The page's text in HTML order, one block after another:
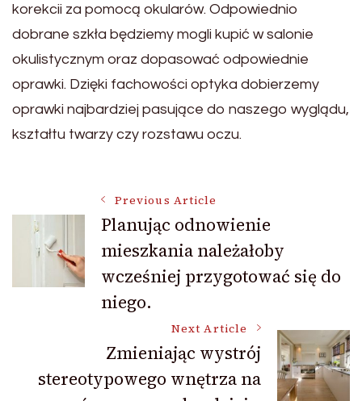
korekcii za pomocą okularów. Odpowiednio
dobrane szkła będziemy mogli kupić w salonie
okulistycznym oraz dopasować odpowiednie
oprawki. Dzięki fachowości optyka dobierzemy
oprawki najbardziej pasujące do naszego wyglądu,
kształtu twarzy czy rozstawu oczu.
Post
Navigation
Previous Article
Planując odnowienie
mieszkania należałoby
wcześniej przygotować się do
niego.
Next Article
Zmieniając wystrój
stereotypowego wnętrza na